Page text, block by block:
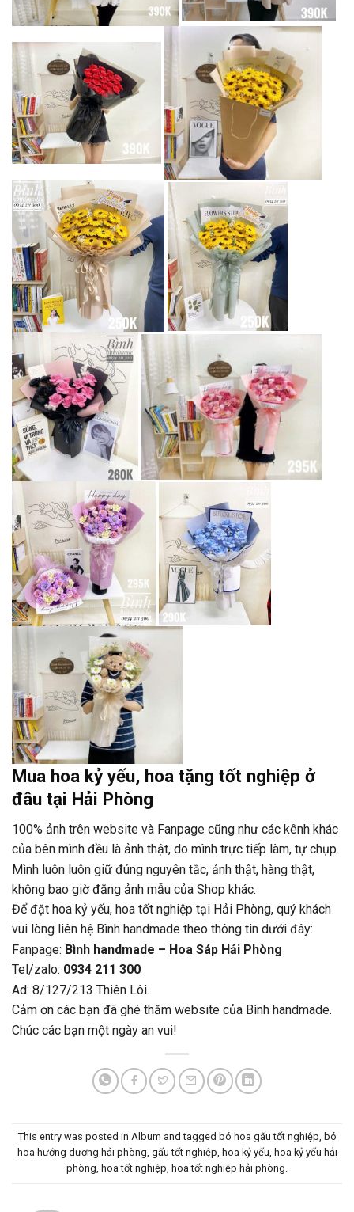
Mua hoa kỷ yếu, hoa tặng tốt nghiệp ở
đâu tại Hải Phòng
100% ảnh trên website và Fanpage cũng như các kênh khác
của bên mình đều là ảnh thật, do mình trực tiếp làm, tự chụp.
Mình luôn luôn giữ đúng nguyên tắc, ảnh thật, hàng thật,
không bao giờ đăng ảnh mẫu của Shop khác.
Để đặt hoa kỷ yếu, hoa tốt nghiệp tại Hải Phòng, quý khách
vui lòng liên hệ Bình handmade theo thông tin dưới đây:
Fanpage: Bình handmade – Hoa Sáp Hải Phòng
Tel/zalo: 0934 211 300
Ad: 8/127/213 Thiên Lôi.
Cảm ơn các bạn đã ghé thăm website của Bình handmade.
Chúc các bạn một ngày an vui!
This entry was posted in Album and tagged bó hoa gấu tốt nghiệp, bó
hoa hướng dương hải phòng, gấu tốt nghiệp, hoa kỷ yếu, hoa kỷ yếu hải
phòng, hoa tốt nghiệp, hoa tốt nghiệp hải phòng.